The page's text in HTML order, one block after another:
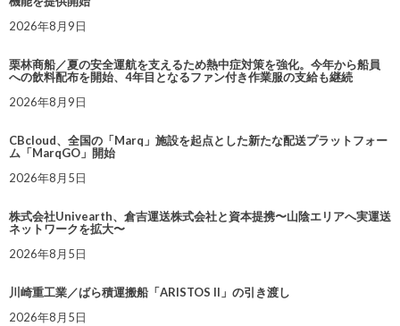
2026年8月9日
栗林商船／夏の安全運航を支えるため熱中症対策を強化。今年から船員
への飲料配布を開始、4年目となるファン付き作業服の支給も継続
2026年8月9日
CBcloud、全国の「Marq」施設を起点とした新たな配送プラットフォー
ム「MarqGO」開始
2026年8月5日
株式会社Univearth、倉吉運送株式会社と資本提携〜山陰エリアへ実運送
ネットワークを拡大〜
2026年8月5日
川崎重工業／ばら積運搬船「ARISTOS II」の引き渡し
2026年8月5日